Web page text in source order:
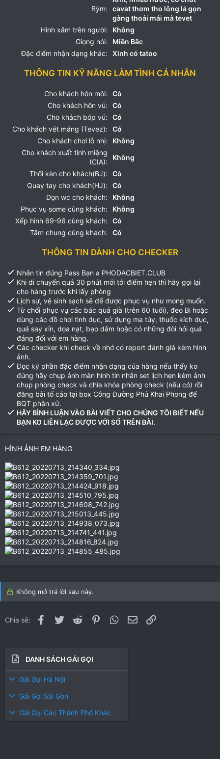
Bým:
cavat thơm tho lông lá gọn
gàng thoải mái mà tevet
Hình xăm trên người:
Không
Giọng nói:
Miền Bắc
Đặc điểm nhận dạng khác:
Xinh có tatoo
THÔNG TIN KỸ NĂNG LÀM TÌNH CÁ NHÂN
Cho khách hôn môi:
Có
Cho khách hôn vú:
Có
Cho khách bóp vú:
Có
Cho khách vét máng (Tevez):
Có
Cho khách chơi lỗ nhị:
Không
Cho khách xuất tinh miệng
(CIA):
Không
Thổi kèn cho khách(BJ):
Có
Quay tay cho khách(HJ):
Có
Dọn wc cho khách:
Không
Phục vụ some cùng khách:
Không
Xếp hình 69-96 cùng khách:
Có
Tắm chung cùng khách:
Có
THÔNG TIN DÀNH CHO CHECKER
Nhắn tin đúng Pass Bạn a PHODACBIET.CLUB
Khi di chuyển quá 30 phút mới tới điểm hẹn thì hãy gọi lại
cho hàng trước khi lấy phòng
Lịch sự, vệ sinh sạch sẽ để được phục vụ như mong muốn.
Từ chối phục vụ các bác quá già (trên 60 tuổi), đeo Bi hoặc
dùng các đồ chơi tình dục, sử dụng ma túy, thuốc kích dục,
quá say xỉn, dọa nạt, bạo dâm hoặc có những đòi hỏi quá
đáng đối với em hàng.
Các checker khi check về nhớ có report đánh giá kèm hình
ảnh.
Đọc kỹ phần đặc điểm nhận dạng của hàng nếu thấy ko
đúng hãy chụp ảnh màn hình tin nhắn set lịch hẹn kèm ảnh
chụp phòng check và chìa khóa phòng check (nếu có) rồi
đăng bài tố cáo tại box Công Đường Phủ Khai Phong để
BQT phân xử.
HÃY BÌNH LUẬN VÀO BÀI VIẾT CHO CHÚNG TÔI BIẾT NẾU
BẠN KO LIÊN LẠC ĐƯỢC VỚI SỐ TRÊN BÀI.
HÌNH ẢNH EM HÀNG
Không mở trả lời sau này.
Chia sẻ: Facebook
Twitter Reddit PinterestWhatsApp
Email
DANH SÁCH GÁI GỌI
Gái Gọi Hà Nội
Gái Gọi Sài Gòn
Gái Gọi Các Thành Phố Khác